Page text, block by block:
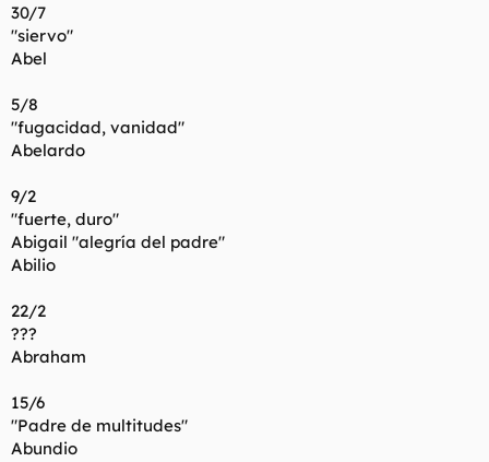
30/7
"siervo"
Abel
5/8
"fugacidad, vanidad"
Abelardo
9/2
"fuerte, duro"
Abigail "alegría del padre"
Abilio
22/2
???
Abraham
15/6
"Padre de multitudes"
Abundio